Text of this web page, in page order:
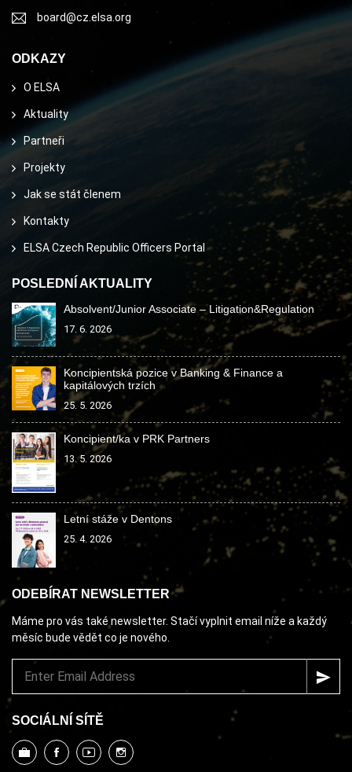
board@cz.elsa.org
ODKAZY
O ELSA
Aktuality
Partneři
Projekty
Jak se stát členem
Kontakty
ELSA Czech Republic Officers Portal
POSLEDNÍ AKTUALITY
Absolvent/Junior Associate – Litigation&Regulation
17. 6. 2026
Koncipientská pozice v Banking & Finance a
kapitálových trzích
25. 5. 2026
Koncipient/ka v PRK Partners
13. 5. 2026
Letní stáže v Dentons
25. 4. 2026
ODEBÍRAT NEWSLETTER
Máme pro vás také newsletter. Stačí vyplnit email níže a každý
měsíc bude vědět co je nového.
SOCIÁLNÍ SÍTĚ